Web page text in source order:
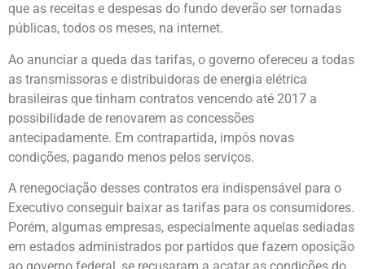
que as receitas e despesas do fundo deverão ser tornadas
públicas, todos os meses, na internet.
Ao anunciar a queda das tarifas, o governo ofereceu a todas
as transmissoras e distribuidoras de energia elétrica
brasileiras que tinham contratos vencendo até 2017 a
possibilidade de renovarem as concessões
antecipadamente. Em contrapartida, impôs novas
condições, pagando menos pelos serviços.
A renegociação desses contratos era indispensável para o
Executivo conseguir baixar as tarifas para os consumidores.
Porém, algumas empresas, especialmente aquelas sediadas
em estados administrados por partidos que fazem oposição